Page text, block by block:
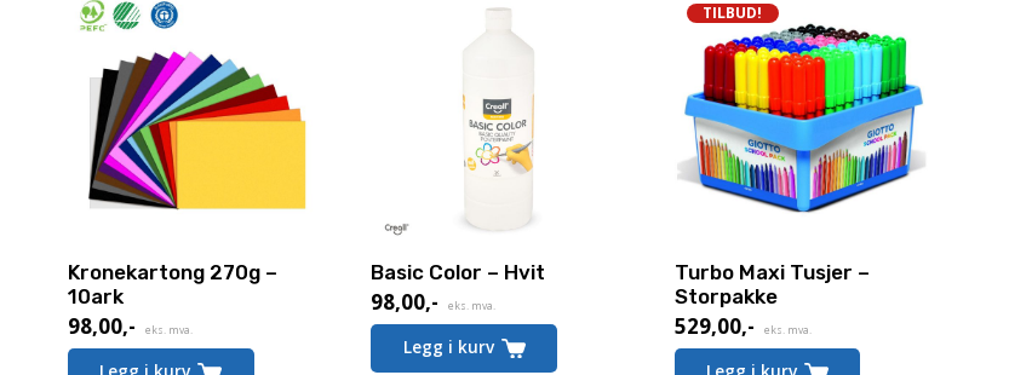
Kronekartong 270g –
10ark
98,00,- eks. mva.
Dette
Basic Color – Hvit
98,00,- eks. mva.
Legg i kurv
TILBUD!
Turbo Maxi Tusjer –
Storpakke
529,00,-
Nåværende
pris
eks. mva.